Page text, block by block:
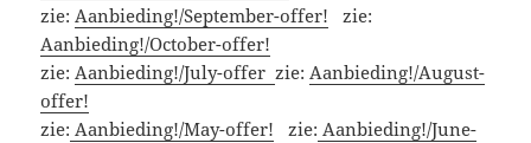
zie: Aanbieding!/September-offer! zie:
Aanbieding!/October-offer!
zie: Aanbieding!/July-offerzie: Aanbieding!/August-
offer!
zie: Aanbieding!/May-offer! zie: Aanbieding!/June-